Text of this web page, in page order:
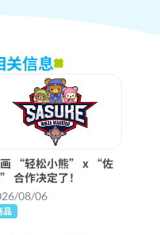
关信息
“轻松小熊” x “佐
合作决定了！
08/06
品